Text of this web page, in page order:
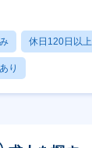
休日120日以上
り